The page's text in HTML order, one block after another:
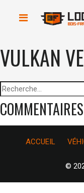
VULKAN
Rechercher :
ACCUEIL
©